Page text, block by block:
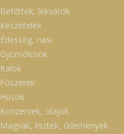
Befőttek, lekvárok
Készételek
Édesség, nasi
Gyümölcsök
Italok
Fűszerek
Húsok
Konzervek, olajok
Magvak, lisztek, őrlemények